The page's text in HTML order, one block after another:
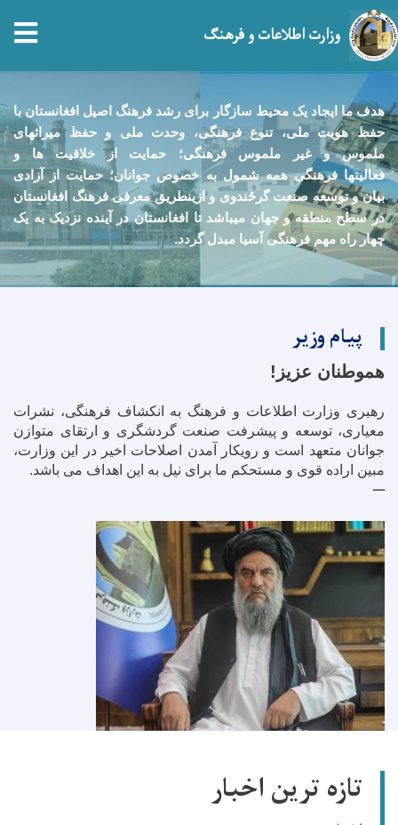
to
main
content
وزارت اطلاعات و فرهنگ
هدف ما ايجاد يک محيط سازگار برای رشد فرهنگ اصيل افغانستان با
حفظ هويت ملی، تنوع فرهنگی، وحدت ملی و حفظ ميراثهای
ملموس و غیر ملموس فرهنگی؛ حمایت از خلاقيت ها و
فعالیتها فرهنگی همه شمول به خصوص جوانان؛ حمايت از آزادی
بيان و توسعه صنعت گرځندوی و ازينطريق معرفی فرهنگ افغانستان
در سطح منطقه و جهان ميباشد تا افغانستان در آينده نزديک به يک
چهار راه مهم فرهنگی آسيا مبدل گردد.
پیام وزیر
هموطنان عزیز!
رهبری وزارت اطلاعات و فرهنگ به انکشاف فرهنگی، نشرات
معیاری، توسعه و پیشرفت صنعت گردشگری و ارتقای متوازن
جوانان متعهد است و رویکار آمدن اصلاحات اخیر در این وزارت،
مبین اراده قوی و مستحکم ما برای نیل به این اهداف می باشد.
تازه ترین اخبار